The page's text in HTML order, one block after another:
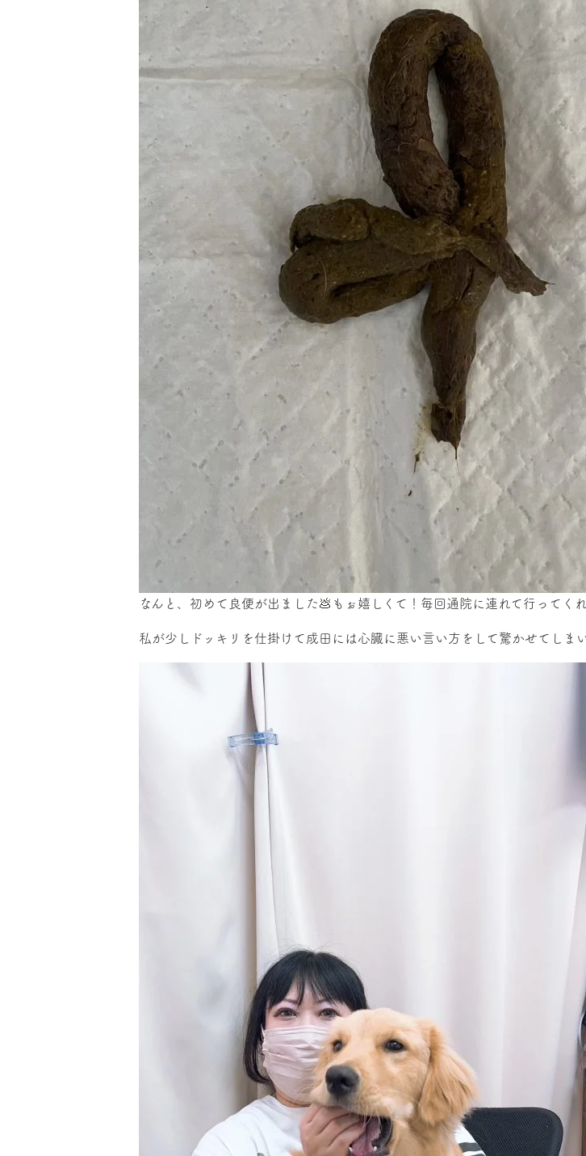
なんと、初めて良便が出ました💩もぉ嬉しくて！毎回通院に連れて行ってく
私が少しドッキリを仕掛けて成田には心臓に悪い言い方をして驚かせてし